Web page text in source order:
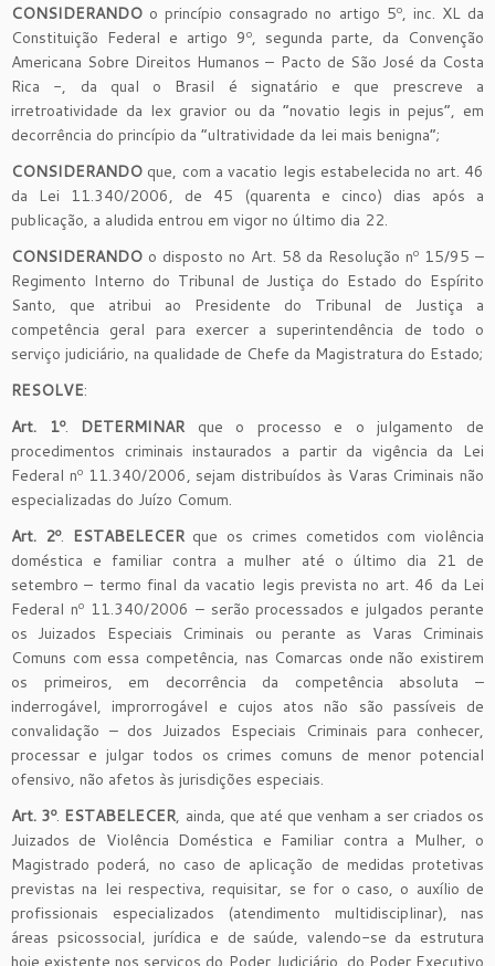
CONSIDERANDO o princípio consagrado no artigo 5º, inc. XL da
Constituição Federal e artigo 9º, segunda parte, da Convenção
Americana Sobre Direitos Humanos – Pacto de São José da Costa
Rica -, da qual o Brasil é signatário e que prescreve a
irretroatividade da lex gravior ou da “novatio legis in pejus”, em
decorrência do princípio da “ultratividade da lei mais benigna”;
CONSIDERANDO que, com a vacatio legis estabelecida no art. 46
da Lei 11.340/2006, de 45 (quarenta e cinco) dias após a
publicação, a aludida entrou em vigor no último dia 22.
CONSIDERANDO o disposto no Art. 58 da Resolução nº 15/95 –
Regimento Interno do Tribunal de Justiça do Estado do Espírito
Santo, que atribui ao Presidente do Tribunal de Justiça a
competência geral para exercer a superintendência de todo o
serviço judiciário, na qualidade de Chefe da Magistratura do Estado;
RESOLVE:
Art. 1º. DETERMINAR que o processo e o julgamento de
procedimentos criminais instaurados a partir da vigência da Lei
Federal nº 11.340/2006, sejam distribuídos às Varas Criminais não
especializadas do Juízo Comum.
Art. 2º. ESTABELECERque os crimes cometidos com violência
doméstica e familiar contra a mulher até o último dia 21 de
setembro – termo final da vacatio legis prevista no art. 46 da Lei
Federal nº 11.340/2006 – serão processados e julgados perante
os Juizados Especiais Criminais ou perante as Varas Criminais
Comuns com essa competência, nas Comarcas onde não existirem
os primeiros, em decorrência da competência absoluta –
inderrogável, improrrogável e cujos atos não são passíveis de
convalidação – dos Juizados Especiais Criminais para conhecer,
processar e julgar todos os crimes comuns de menor potencial
ofensivo, não afetos às jurisdições especiais.
Art. 3º. ESTABELECER, ainda, que até que venham a ser criados os
Juizados de Violência Doméstica e Familiar contra a Mulher, o
Magistrado poderá, no caso de aplicação de medidas protetivas
previstas na lei respectiva, requisitar, se for o caso, o auxílio de
profissionais especializados (atendimento multidisciplinar), nas
áreas psicossocial, jurídica e de saúde, valendo-se da estrutura
hoje existente nos serviços do Poder Judiciário, do Poder Executivo